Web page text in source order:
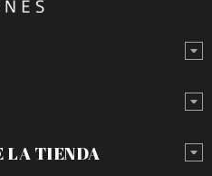
LA TIENDA